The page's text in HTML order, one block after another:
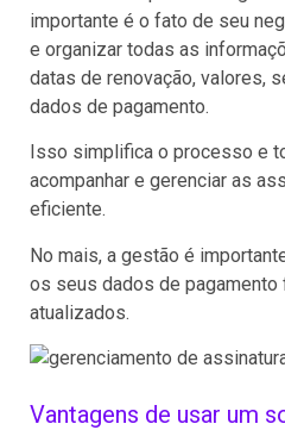
importante é o fato de seu
e organizar todas as
datas de renovação, valores,
dados de pagamento.
Isso simplifica o processo e
acompanhar e gerenciar as
eficiente.
No mais, a gestão é
os seus dados de
atualizados.
Vantagens de usar um